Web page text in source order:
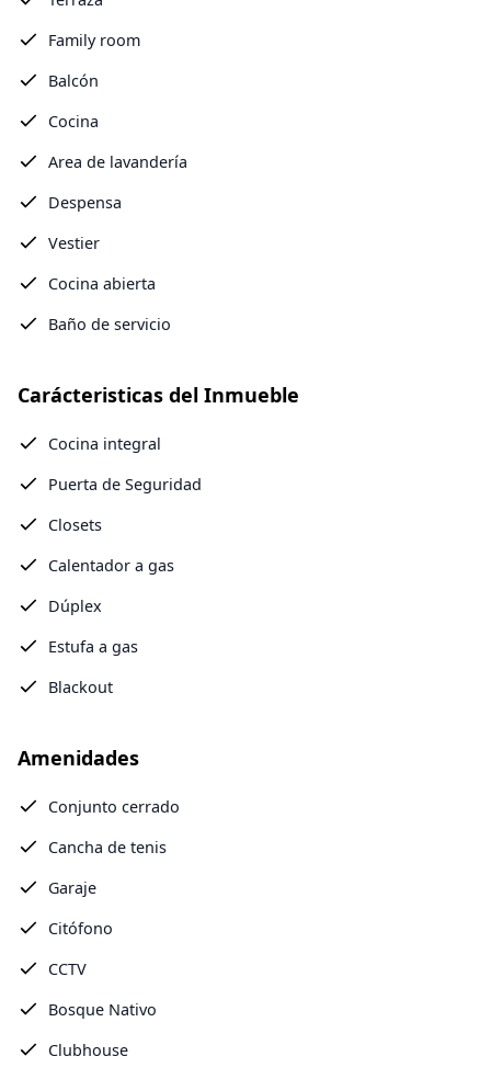
Family room
Balcón
Cocina
Area de lavandería
Despensa
Vestier
Cocina abierta
Baño de servicio
Carácteristicas del Inmueble
Cocina integral
Puerta de Seguridad
Closets
Calentador a gas
Dúplex
Estufa a gas
Blackout
Amenidades
Conjunto cerrado
Cancha de tenis
Garaje
Citófono
CCTV
Bosque Nativo
Clubhouse